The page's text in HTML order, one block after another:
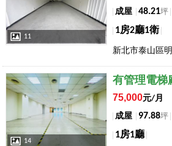
11
成屋
48.21坪
1房2廳1衛
新北市泰山區
店長推薦
14
有管理電梯
75,000元/月
成屋
97.88坪
1房1廳